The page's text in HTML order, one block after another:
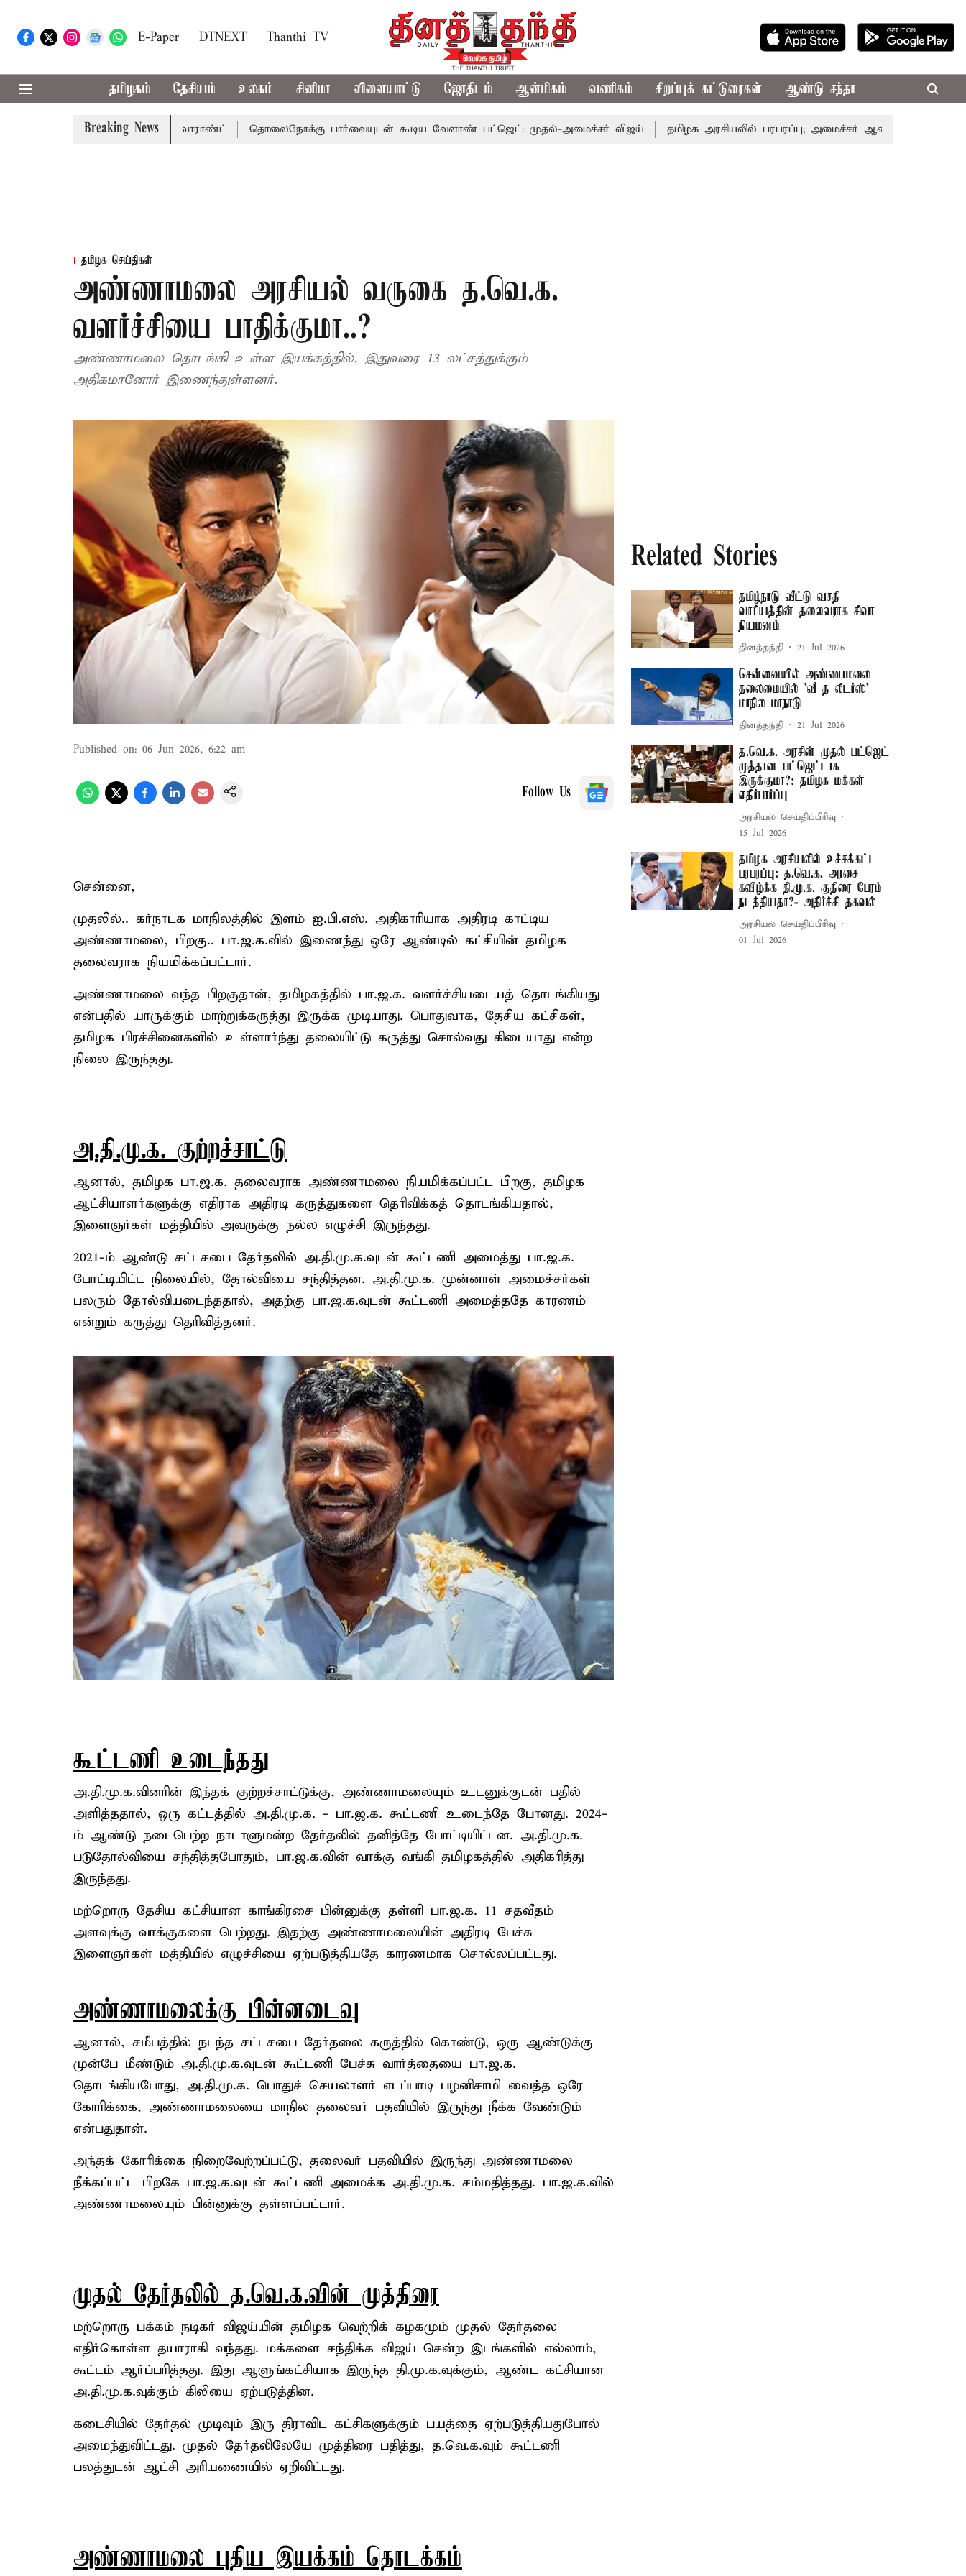
E-Paper DTNEXT Thanthi TV
தமிழகம் தேசியம் உலகம் சினிமா விளையாட்டு ஜோதிடம் ஆன்மிகம் வணிகம் சிறப்புக் கட்டுரைகள் ஆண்டு சந்தா
Breaking News
நீதிமன்றம் பிடிவாராண்ட் தொலைநோக்கு பார்வையுடன் கூடிய வேளாண் பட்ஜெட்: முதல்-அமைச்சர் விஜய் தமிழக அரசியலில் பரபரப்பு; அமைச்சர் ஆனந்த் உடன் சி.வி. சண்முகம்,
தமிழக செய்திகள்
அண்ணாமலை அரசியல் வருகை த.வெ.க.
வளர்ச்சியை பாதிக்குமா..?
அண்ணாமலை தொடங்கி உள்ள இயக்கத்தில், இதுவரை 13 லட்சத்துக்கும்
அதிகமானோர் இணைந்துள்ளனர்.
Published on: 06 Jun 2026, 6:22 am
Follow Us
சென்னை,
முதலில்.. கர்நாடக மாநிலத்தில் இளம் ஐ.பி.எஸ். அதிகாரியாக அதிரடி காட்டிய
அண்ணாமலை, பிறகு.. பா.ஜ.க.வில் இணைந்து ஒரே ஆண்டில் கட்சியின் தமிழக
தலைவராக நியமிக்கப்பட்டார்.
அண்ணாமலை வந்த பிறகுதான், தமிழகத்தில் பா.ஜ.க. வளர்ச்சியடையத் தொடங்கியது
என்பதில் யாருக்கும் மாற்றுக்கருத்து இருக்க முடியாது. பொதுவாக, தேசிய கட்சிகள்,
தமிழக பிரச்சினைகளில் உள்ளார்ந்து தலையிட்டு கருத்து சொல்வது கிடையாது என்ற
நிலை இருந்தது.
அ.தி.மு.க. குற்றச்சாட்டு
ஆனால், தமிழக பா.ஜ.க. தலைவராக அண்ணாமலை நியமிக்கப்பட்ட பிறகு, தமிழக
ஆட்சியாளர்களுக்கு எதிராக அதிரடி கருத்துகளை தெரிவிக்கத் தொடங்கியதால்,
இளைஞர்கள் மத்தியில் அவருக்கு நல்ல எழுச்சி இருந்தது.
2021-ம் ஆண்டு சட்டசபை தேர்தலில் அ.தி.மு.க.வுடன் கூட்டணி அமைத்து பா.ஜ.க.
போட்டியிட்ட நிலையில், தோல்வியை சந்தித்தன. அ.தி.மு.க. முன்னாள் அமைச்சர்கள்
பலரும் தோல்வியடைந்ததால், அதற்கு பா.ஜ.க.வுடன் கூட்டணி அமைத்ததே காரணம்
என்றும் கருத்து தெரிவித்தனர்.
கூட்டணி உடைந்தது
அ.தி.மு.க.வினரின் இந்தக் குற்றச்சாட்டுக்கு, அண்ணாமலையும் உடனுக்குடன் பதில்
அளித்ததால், ஒரு கட்டத்தில் அ.தி.மு.க. - பா.ஜ.க. கூட்டணி உடைந்தே போனது. 2024-
ம் ஆண்டு நடைபெற்ற நாடாளுமன்ற தேர்தலில் தனித்தே போட்டியிட்டன. அ.தி.மு.க.
படுதோல்வியை சந்தித்தபோதும், பா.ஜ.க.வின் வாக்கு வங்கி தமிழகத்தில் அதிகரித்து
இருந்தது.
மற்றொரு தேசிய கட்சியான காங்கிரசை பின்னுக்கு தள்ளி பா.ஜ.க. 11 சதவீதம்
அளவுக்கு வாக்குகளை பெற்றது. இதற்கு அண்ணாமலையின் அதிரடி பேச்சு
இளைஞர்கள் மத்தியில் எழுச்சியை ஏற்படுத்தியதே காரணமாக சொல்லப்பட்டது.
அண்ணாமலைக்கு பின்னடைவு
ஆனால், சமீபத்தில் நடந்த சட்டசபை தேர்தலை கருத்தில் கொண்டு, ஒரு ஆண்டுக்கு
முன்பே மீண்டும் அ.தி.மு.க.வுடன் கூட்டணி பேச்சு வார்த்தையை பா.ஜ.க.
தொடங்கியபோது, அ.தி.மு.க. பொதுச் செயலாளர் எடப்பாடி பழனிசாமி வைத்த ஒரே
கோரிக்கை, அண்ணாமலையை மாநில தலைவர் பதவியில் இருந்து நீக்க வேண்டும்
என்பதுதான்.
அந்தக் கோரிக்கை நிறைவேற்றப்பட்டு, தலைவர் பதவியில் இருந்து அண்ணாமலை
நீக்கப்பட்ட பிறகே பா.ஜ.க.வுடன் கூட்டணி அமைக்க அ.தி.மு.க. சம்மதித்தது. பா.ஜ.க.வில்
அண்ணாமலையும் பின்னுக்கு தள்ளப்பட்டார்.
முதல் தேர்தலில் த.வெ.க.வின் முத்திரை
மற்றொரு பக்கம் நடிகர் விஜய்யின் தமிழக வெற்றிக் கழகமும் முதல் தேர்தலை
எதிர்கொள்ள தயாராகி வந்தது. மக்களை சந்திக்க விஜய் சென்ற இடங்களில் எல்லாம்,
கூட்டம் ஆர்ப்பரித்தது. இது ஆளுங்கட்சியாக இருந்த தி.மு.க.வுக்கும், ஆண்ட கட்சியான
அ.தி.மு.க.வுக்கும் கிலியை ஏற்படுத்தின.
கடைசியில் தேர்தல் முடிவும் இரு திராவிட கட்சிகளுக்கும் பயத்தை ஏற்படுத்தியதுபோல்
அமைந்துவிட்டது. முதல் தேர்தலிலேயே முத்திரை பதித்து, த.வெ.க.வும் கூட்டணி
பலத்துடன் ஆட்சி அரியணையில் ஏறிவிட்டது.
அண்ணாமலை புதிய இயக்கம் தொடக்கம்
Related Stories
தமிழ்நாடு வீட்டு வசதி
வாரியத்தின் தலைவராக சிவா
நியமனம்
தினத்தந்தி 21 Jul 2026
சென்னையில் அண்ணாமலை
தலைமையில் ’வீ த லீடர்ஸ்’
மாநில மாநாடு
தினத்தந்தி 21 Jul 2026
த.வெ.க. அரசின் முதல் பட்ஜெட்
முத்தான பட்ஜெட்டாக
இருக்குமா?: தமிழக மக்கள்
எதிர்பார்ப்பு
அரசியல் செய்திப்பிரிவு
15 Jul 2026
தமிழக அரசியலில் உச்சக்கட்ட
பரபரப்பு: த.வெ.க. அரசை
கவிழ்க்க தி.மு.க. குதிரை பேரம்
நடத்தியதா?- அதிர்ச்சி தகவல்
அரசியல் செய்திப்பிரிவு
01 Jul 2026